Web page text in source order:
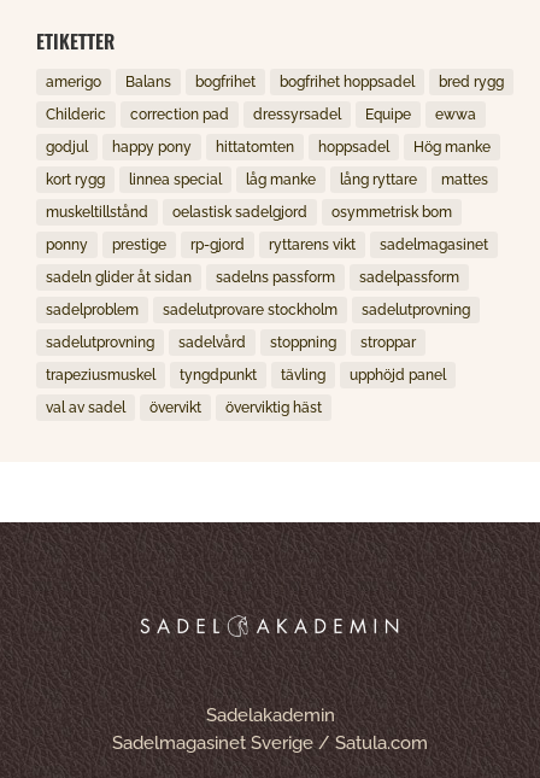
ETIKETTER
amerigo Balans bogfrihet bogfrihet hoppsadel
bred rygg
Childeric
correction pad dressyrsadel Equipe
ewwa
godjul
happy pony hittatomten hoppsadel
Hög manke
kort rygg
linnea special låg manke lång ryttare
mattes
muskeltillstånd
oelastisk sadelgjord
osymmetrisk bom
ponny
prestige rp-gjord ryttarens vikt
sadelmagasinet
sadeln glider åt sidan
sadelns passform
sadelpassform
sadelproblem
sadelutprovare stockholm
sadelutprovning
sadelutprovning
sadelvård stoppning
stroppar
trapeziusmuskel
tyngdpunkt tävling
upphöjd panel
val av sadel
övervikt överviktig häst
Sadelakademin
Sadelmagasinet Sverige / Satula.com